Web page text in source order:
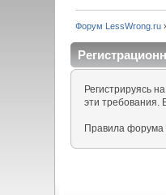
Форум LessWrong.ru
Регистрируясь
эти требования.
Правила форума